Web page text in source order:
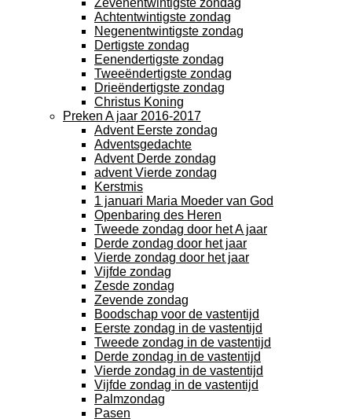
Zevenentwintigste zondag
Achtentwintigste zondag
Negenentwintigste zondag
Dertigste zondag
Eenendertigste zondag
Tweeëndertigste zondag
Drieëndertigste zondag
Christus Koning
Preken A jaar 2016-2017
Advent Eerste zondag
Adventsgedachte
Advent Derde zondag
advent Vierde zondag
Kerstmis
1 januari Maria Moeder van God
Openbaring des Heren
Tweede zondag door het A jaar
Derde zondag door het jaar
Vierde zondag door het jaar
Vijfde zondag
Zesde zondag
Zevende zondag
Boodschap voor de vastentijd
Eerste zondag in de vastentijd
Tweede zondag in de vastentijd
Derde zondag in de vastentijd
Vierde zondag in de vastentijd
Vijfde zondag in de vastentijd
Palmzondag
Pasen